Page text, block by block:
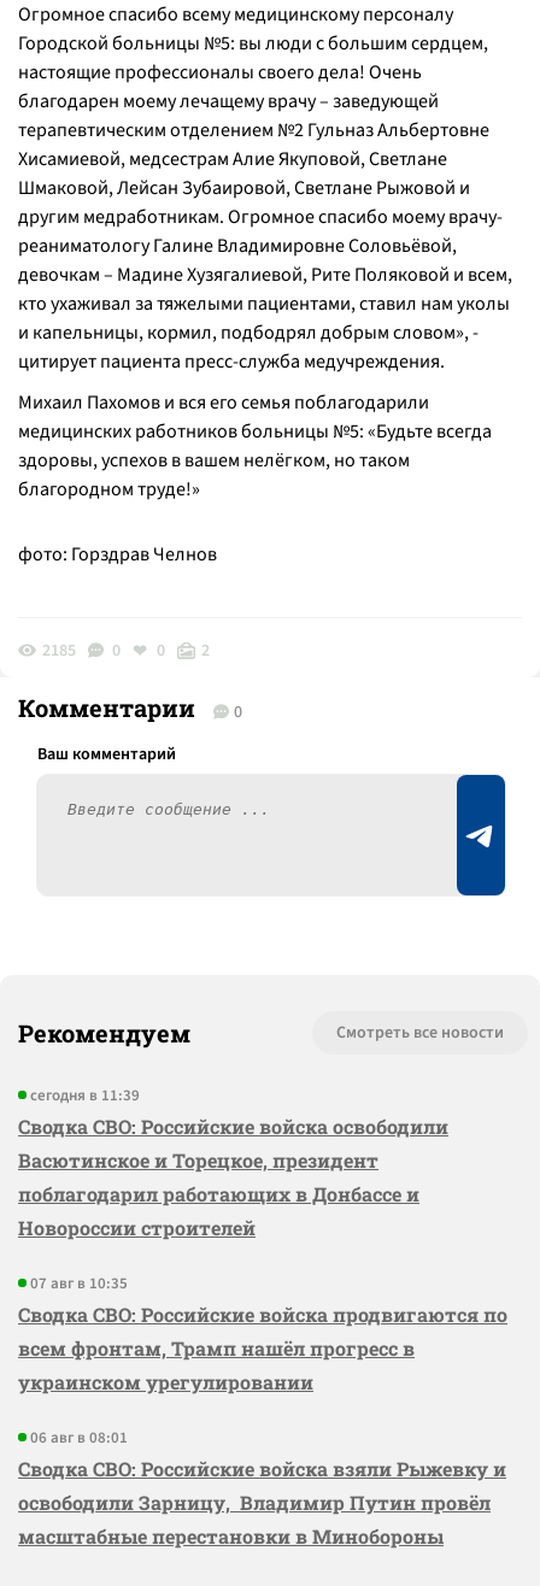
Огромное спасибо всему медицинскому персоналу
Городской больницы №5: вы люди с большим сердцем,
настоящие профессионалы своего дела! Очень
благодарен моему лечащему врачу – заведующей
терапевтическим отделением №2 Гульназ Альбертовне
Хисамиевой, медсестрам Алие Якуповой, Светлане
Шмаковой, Лейсан Зубаировой, Светлане Рыжовой и
другим медработникам. Огромное спасибо моему врачу-
реаниматологу Галине Владимировне Соловьёвой,
девочкам – Мадине Хузягалиевой, Рите Поляковой и всем,
кто ухаживал за тяжелыми пациентами, ставил нам уколы
и капельницы, кормил, подбодрял добрым словом», -
цитирует пациента пресс-служба медучреждения.
Михаил Пахомов и вся его семья поблагодарили
медицинских работников больницы №5:«Будьте всегда
здоровы, успехов в вашем нелёгком, но таком
благородном труде!»
фото: Горздрав Челнов
2185 0 0 2
Комментарии 0
Рекомендуем Смотреть все новости
сегодня в 11:39
Сводка СВО: Российские войска освободили
Васютинское и Торецкое, президент
поблагодарил работающих в Донбассе и
Новороссии строителей
07 авг в 10:35
Сводка СВО: Российские войска продвигаются по
всем фронтам, Трамп нашёл прогресс в
украинском урегулировании
06 авг в 08:01
Сводка СВО: Российские войска взяли Рыжевку и
освободили Зарницу, Владимир Путин провёл
масштабные перестановки в Минобороны